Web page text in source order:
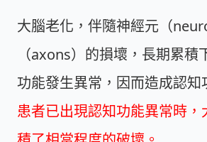
大腦老化，伴隨神經元（
（axons）的損壞，長期累積
功能發生異常，因而造成認知
患者已出現認知功能異常時，